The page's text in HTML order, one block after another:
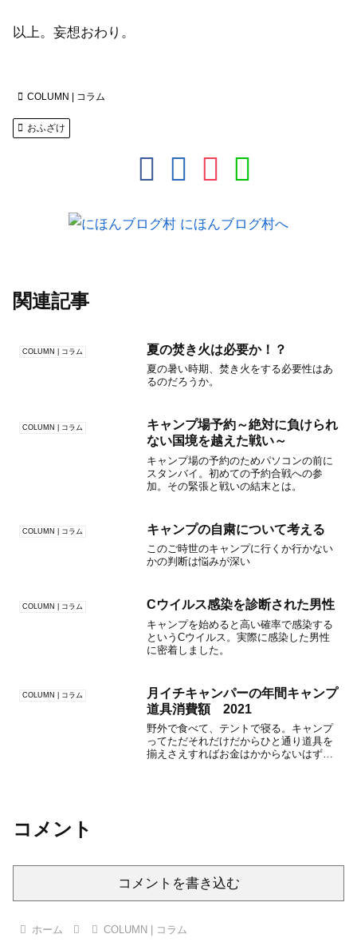
以上。妄想おわり。
COLUMN | コラム
おふざけ
関連記事
COLUMN | コラム 夏の焚き火は必要か！？
夏の暑い時期、焚き火をする必要性はあ
るのだろうか。
COLUMN | コラム
キャンプ場予約～絶対に負けられ
ない国境を越えた戦い～
キャンプ場の予約のためパソコンの前に
スタンバイ。初めての予約合戦への参
加。その緊張と戦いの結末とは。
COLUMN | コラム キャンプの自粛について考える
このご時世のキャンプに行くか行かない
かの判断は悩みが深い
COLUMN | コラム Cウイルス感染を診断された男性
キャンプを始めると高い確率で感染する
というCウイルス。実際に感染した男性
に密着しました。
COLUMN | コラム
月イチキャンパーの年間キャンプ
道具消費額 2021
野外で食べて、テントで寝る。キャンプ
ってただそれだけだからひと通り道具を
揃えさえすればお金はかからないはずだ
コメント
コメントを書き込む
ホーム COLUMN | コラム